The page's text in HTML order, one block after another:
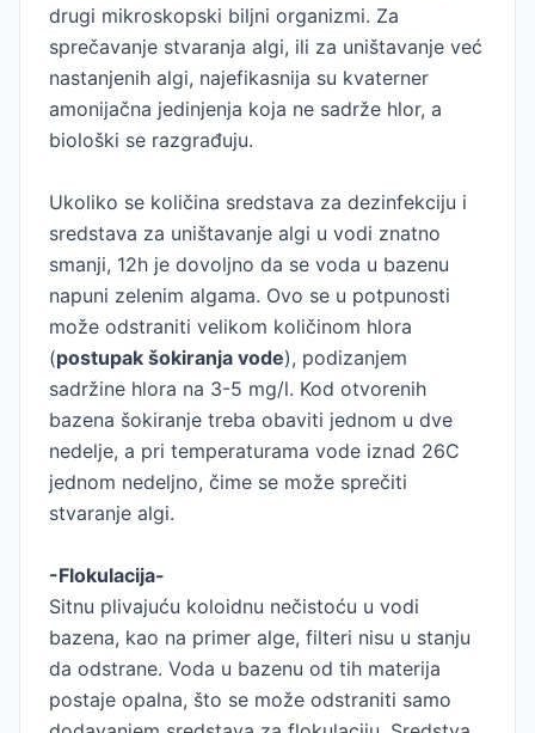
drugi mikroskopski biljni organizmi. Za
sprečavanje stvaranja algi, ili za uništavanje već
nastanjenih algi, najefikasnija su kvaterner
amonijačna jedinjenja koja ne sadrže hlor, a
biološki se razgrađuju.
Ukoliko se količina sredstava za dezinfekciju i
sredstava za uništavanje algi u vodi znatno
smanji, 12h je dovoljno da se voda u bazenu
napuni zelenim algama. Ovo se u potpunosti
može odstraniti velikom količinom hlora
(postupak šokiranja vode), podizanjem
sadržine hlora na 3-5 mg/l. Kod otvorenih
bazena šokiranje treba obaviti jednom u dve
nedelje, a pri temperaturama vode iznad 26C
jednom nedeljno, čime se može sprečiti
stvaranje algi.
-Flokulacija-
Sitnu plivajuću koloidnu nečistoću u vodi
bazena, kao na primer alge, filteri nisu u stanju
da odstrane. Voda u bazenu od tih materija
postaje opalna, što se može odstraniti samo